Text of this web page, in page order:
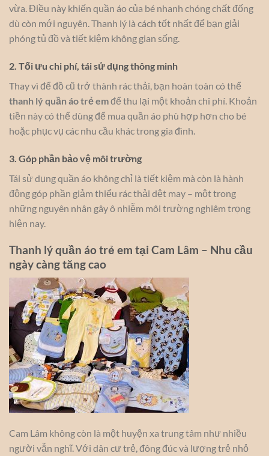
vừa. Điều này khiến quần áo của bé nhanh chóng chất đống
dù còn mới nguyên. Thanh lý là cách tốt nhất để bạn giải
phóng tủ đồ và tiết kiệm không gian sống.
2. Tối ưu chi phí, tái sử dụng thông minh
Thay vì để đồ cũ trở thành rác thải, bạn hoàn toàn có thể
thanh lý quần áo trẻ emđể thu lại một khoản chi phí. Khoản
tiền này có thể dùng để mua quần áo phù hợp hơn cho bé
hoặc phục vụ các nhu cầu khác trong gia đình.
3. Góp phần bảo vệ môi trường
Tái sử dụng quần áo không chỉ là tiết kiệm mà còn là hành
động góp phần giảm thiểu rác thải dệt may – một trong
những nguyên nhân gây ô nhiễm môi trường nghiêm trọng
hiện nay.
Thanh lý quần áo trẻ em tại Cam Lâm – Nhu cầu
ngày càng tăng cao
Cam Lâm không còn là một huyện xa trung tâm như nhiều
người vẫn nghĩ. Với dân cư trẻ, đông đúc và lượng trẻ nhỏ